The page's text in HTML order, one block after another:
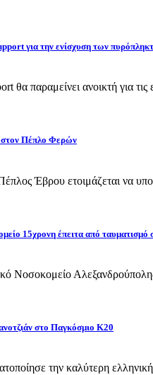
για την ενίσχυση των
παραμείνει ανοικτή για τις
Πέπλο Φερών
Έβρου ετοιμάζεται να
15χρονη έπειτα από ταυματισμό
Νοσοκομείο
στο Παγκόσμιο Κ20
την καλύτερη